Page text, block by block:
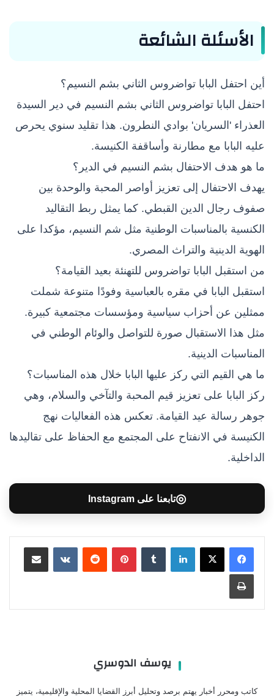
الأسئلة الشائعة
أين احتفل البابا تواضروس الثاني بشم النسيم؟
احتفل البابا تواضروس الثاني بشم النسيم في دير السيدة
العذراء 'السريان' بوادي النطرون. هذا تقليد سنوي يحرص
عليه البابا مع مطارنة وأساقفة الكنيسة.
ما هو هدف الاحتفال بشم النسيم في الدير؟
يهدف الاحتفال إلى تعزيز أواصر المحبة والوحدة بين
صفوف رجال الدين القبطي. كما يمثل ربط التقاليد
الكنسية بالمناسبات الوطنية مثل شم النسيم، مؤكدا على
الهوية الدينية والتراث المصري.
من استقبل البابا تواضروس للتهنئة بعيد القيامة؟
استقبل البابا في مقره بالعباسية وفودًا متنوعة شملت
ممثلين عن أحزاب سياسية ومؤسسات مجتمعية كبيرة.
مثل هذا الاستقبال صورة للتواصل والوئام الوطني في
المناسبات الدينية.
ما هي القيم التي ركز عليها البابا خلال هذه المناسبات؟
ركز البابا على تعزيز قيم المحبة والتآخي والسلام، وهي
جوهر رسالة عيد القيامة. تعكس هذه الفعاليات نهج
الكنيسة في الانفتاح على المجتمع مع الحفاظ على تقاليدها
الداخلية.
◎تابعنا على Instagram
لينكدإن بينتيريست مشاركة عبر البريد
طباعة
يوسف الدوسري
كاتب ومحرر أخبار يهتم برصد وتحليل أبرز القضايا المحلية والإقليمية، يتميز